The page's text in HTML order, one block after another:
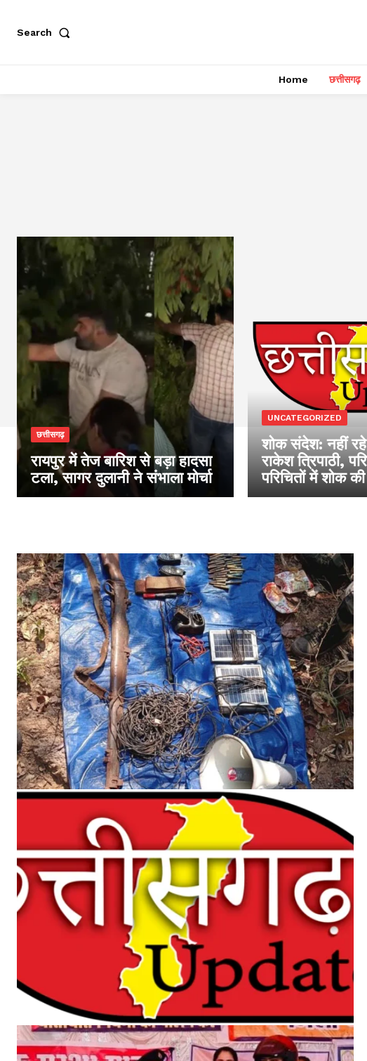
Search
Home छत्तीसगढ़
छत्तीसगढ़
रायपुर में तेज बारिश से बड़ा हादसा
टला, सागर दुलानी ने संभाला मोर्चा
UNCATEGORIZED
शोक संदेश: नहीं रहे
राकेश त्रिपाठी,
परिचितों में शोक